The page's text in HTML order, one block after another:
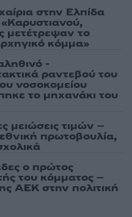
στην Ελπίδα
μετέτρεψαν το
κόμμα»
-
ραντεβού του
νοσοκομείου
το μηχανάκι του
μειώσεις τιμών –
πρωτοβουλία,
ο πρώτος
του κόμματος –
ΑΕΚ στην πολιτική